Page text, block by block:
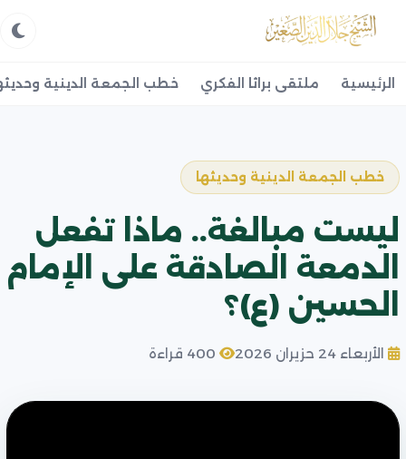
الرئيسية ملتقى براثا الفكري خطب الجمعة الدينية
خطب الجمعة الدينية وحديثها
ليست مبالغة.. ماذا تفعل
الدمعة الصادقة على الإمام
الحسين (ع)؟
الأربعاء 24 حزيران 2026